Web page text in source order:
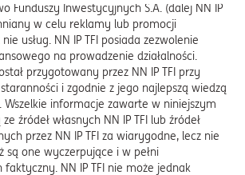
Funduszy Inwestycyjnych S.A. (dalej NN IP
w celu reklamy lub promocji
usług. NN IP TFI posiada zezwolenie
na prowadzenie działalności.
przygotowany przez NN IP TFI przy
i zgodnie z jego najlepszą wiedzą
Wszelkie informacje zawarte w niniejszym
źródeł własnych NN IP TFI lub źródeł
przez NN IP TFI za wiarygodne, lecz nie
są one wyczerpujące i w pełni
NN IP TFI nie może jednak